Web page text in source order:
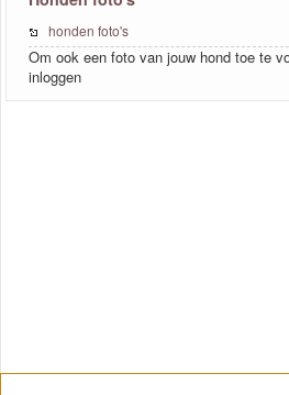
honden foto's
Om ook een foto van jouw hond toe te
inloggen